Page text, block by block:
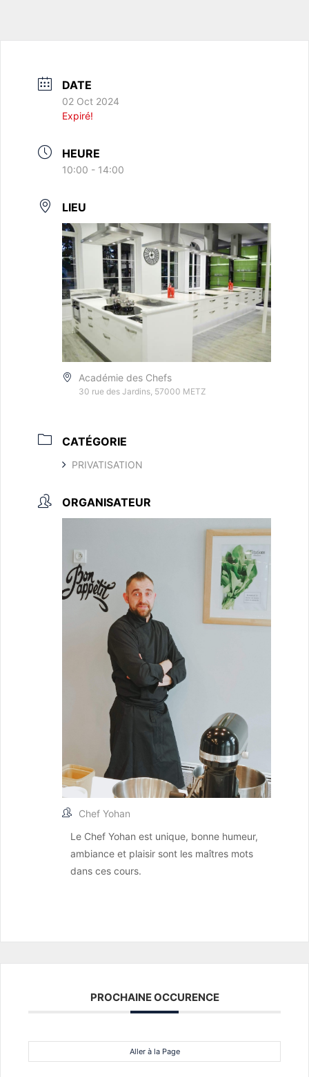
DATE
02 Oct 2024
Expiré!
HEURE
10:00 - 14:00
LIEU
Académie des Chefs
30 rue des Jardins, 57000 METZ
CATÉGORIE
PRIVATISATION
ORGANISATEUR
Chef Yohan
Le Chef Yohan est unique, bonne humeur,
ambiance et plaisir sont les maîtres mots
dans ces cours.
PROCHAINE OCCURENCE
Aller à la Page